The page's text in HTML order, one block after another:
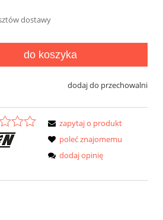
dostawy
do koszyka
dodaj do przechowalni
zapytaj o produkt
poleć znajomemu
dodaj opinię